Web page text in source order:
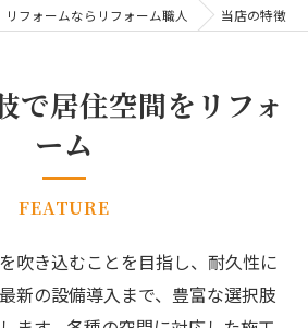
リフォームならリフォーム職人 当店の特徴
で居住空間をリフォ
ーム
FEATURE
吹き込むことを目指し、耐久性に
新の設備導入まで、豊富な選択肢